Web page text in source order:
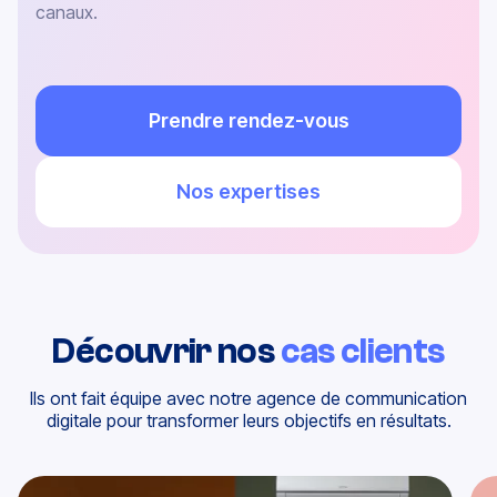
canaux.
Prendre rendez-vous
Nos expertises
Découvrir noscas clients
Ils ont fait équipe avec notre agence de communication
digitale pour transformer leurs objectifs en résultats.